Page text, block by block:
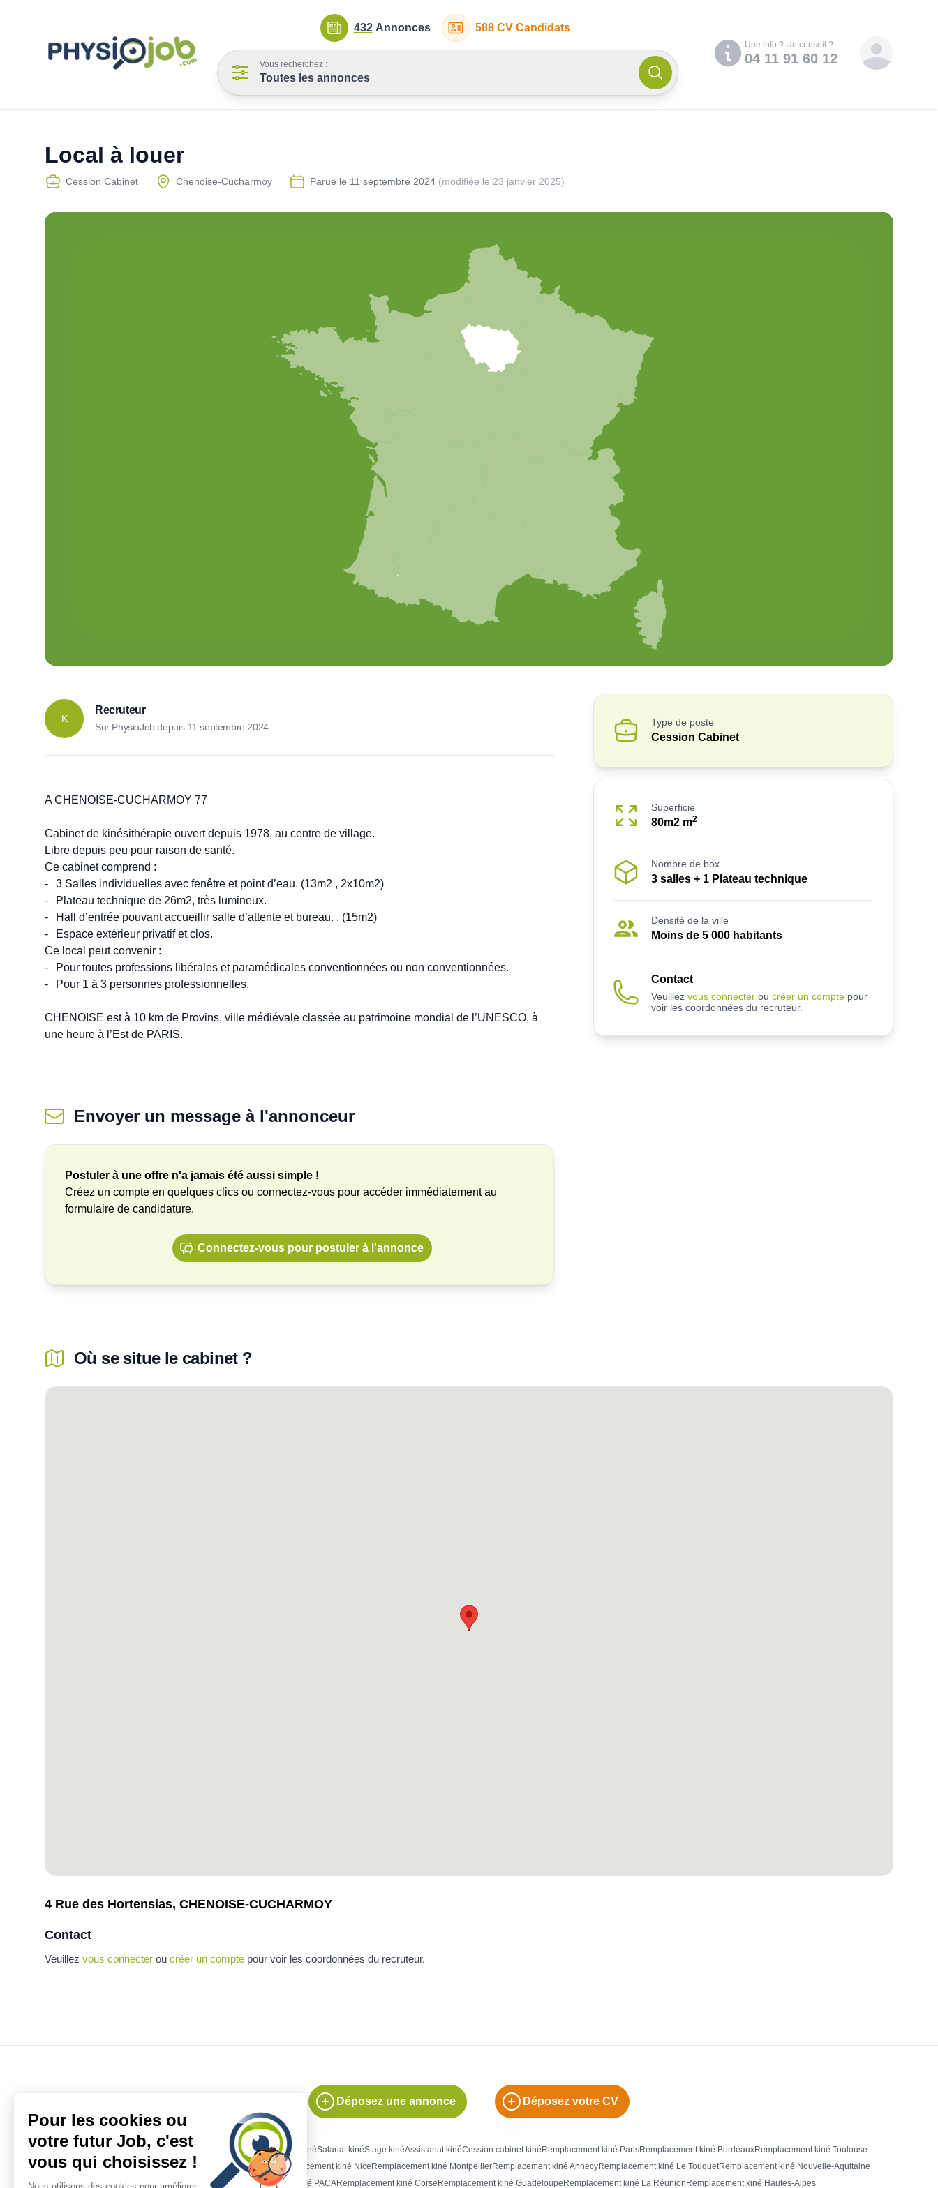
432 Annonces 588 CV Candidats
Vous recherchez :
Toutes les annonces
Une info ? Un conseil ?
04 11 91 60 12
Compte
Local à louer
Cession Cabinet Chenoise-Cucharmoy Parue le 11 septembre 2024 (modifiée le 23 janvier 2025)
K
Recruteur
Sur PhysioJob depuis 11 septembre 2024
A CHENOISE-CUCHARMOY 77
Cabinet de kinésithérapie ouvert depuis 1978, au centre de village.
Libre depuis peu pour raison de santé.
Ce cabinet comprend :
-	3 Salles individuelles avec fenêtre et point d’eau. (13m2 , 2x10m2)
-	Plateau technique de 26m2, très lumineux.
-	Hall d’entrée pouvant accueillir salle d’attente et bureau. . (15m2)
-	Espace extérieur privatif et clos.
Ce local peut convenir :
-	Pour toutes professions libérales et paramédicales conventionnées ou non conventionnées.
-	Pour 1 à 3 personnes professionnelles.
CHENOISE est à 10 km de Provins, ville médiévale classée au patrimoine mondial de l’UNESCO, à
une heure à l’Est de PARIS.
Envoyer un message à l'annonceur
Postuler à une offre n'a jamais été aussi simple !
Créez un compte en quelques clics ou connectez-vous pour accéder immédiatement au
formulaire de candidature.
Connectez-vous pour postuler à l'annonce
Type de poste
Cession Cabinet
Superficie
80m2m2
Nombre de box
3 salles + 1 Plateau technique
Densité de la ville
Moins de 5 000 habitants
Contact
Veuillez vous connecter ou créer un compte pour
voir les coordonnées du recruteur.
Où se situe le cabinet ?
4 Rue des Hortensias, CHENOISE-CUCHARMOY
Contact
Veuillez vous connecter ou créer un compte pour voir les coordonnées du recruteur.
Déposez une annonce Déposez votre CV
Remplacement kiné Offres urgentes Mission kinéOffre emploi kinéSalariat kinéStage kinéAssistanat kinéCession cabinet kiné Remplacement kiné ParisRemplacement kiné BordeauxRemplacement kiné Toulouse
Remplacement kiné LilleRemplacement kiné MarseilleRemplacement kiné Nice Remplacement kiné MontpellierRemplacement kiné AnnecyRemplacement kiné Le TouquetRemplacement kiné Nouvelle-Aquitaine
Remplacement kiné Occitanie
Remplacement kiné PACARemplacement kiné Corse Remplacement kiné Guadeloupe Remplacement kiné La Réunion Remplacement kiné Hautes-Alpes
Pour les cookies ou
votre futur Job, c'est
vous qui choisissez !
Nous utilisons des cookies pour améliorer